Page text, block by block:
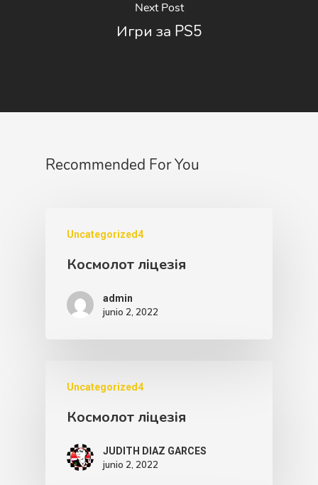
Next Post
Игри за PS5
Recommended For You
Uncategorized4
Космолот ліцезія
admin
junio 2, 2022
Uncategorized4
Космолот ліцезія
JUDITH DIAZ GARCES
junio 2, 2022